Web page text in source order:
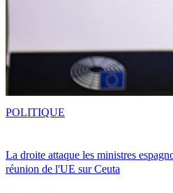
La droite attaque les ministres
réunion de l'UE sur Ceuta
POLITIQUE